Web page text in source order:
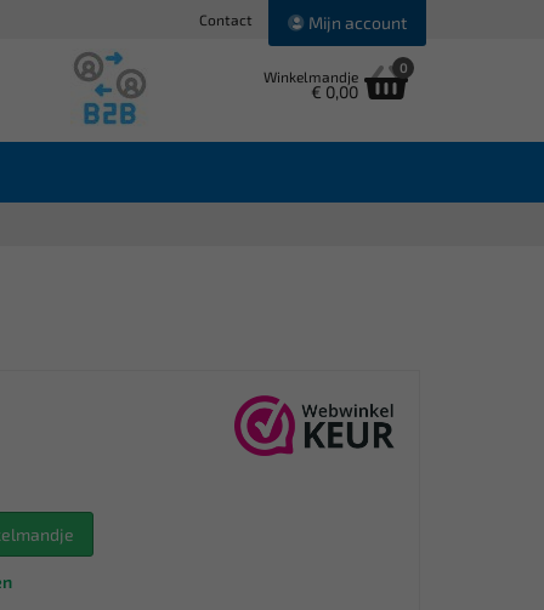
Contact Mijn account
Winkelmandje
€ 0,00
0